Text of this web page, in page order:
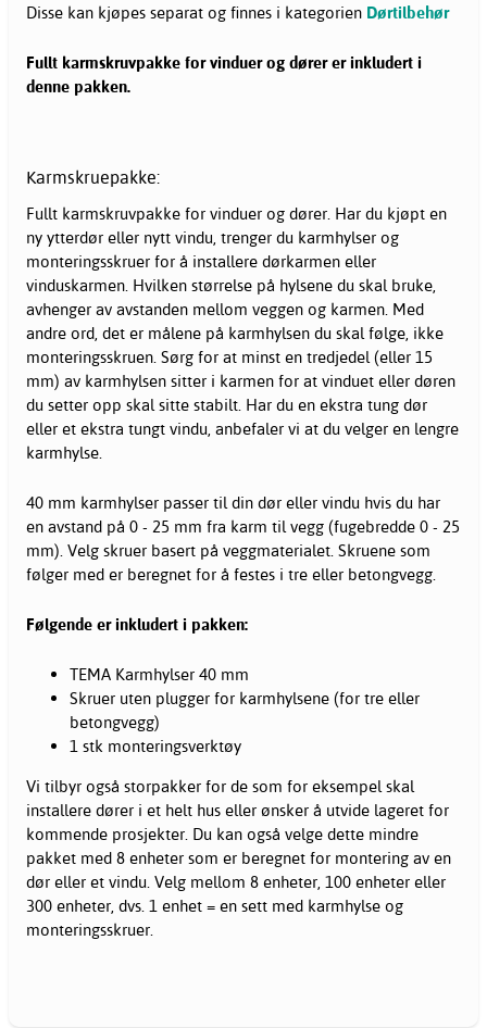
Disse kan kjøpes separat og finnes i kategorien Dørtilbehør
Fullt karmskruvpakke for vinduer og dører er inkludert i
denne pakken.
Karmskruepakke:
Fullt karmskruvpakke for vinduer og dører. Har du kjøpt en
ny ytterdør eller nytt vindu, trenger du karmhylser og
monteringsskruer for å installere dørkarmen eller
vinduskarmen. Hvilken størrelse på hylsene du skal bruke,
avhenger av avstanden mellom veggen og karmen. Med
andre ord, det er målene på karmhylsen du skal følge, ikke
monteringsskruen. Sørg for at minst en tredjedel (eller 15
mm) av karmhylsen sitter i karmen for at vinduet eller døren
du setter opp skal sitte stabilt. Har du en ekstra tung dør
eller et ekstra tungt vindu, anbefaler vi at du velger en lengre
karmhylse.
40 mm karmhylser passer til din dør eller vindu hvis du har
en avstand på 0 - 25 mm fra karm til vegg (fugebredde 0 - 25
mm). Velg skruer basert på veggmaterialet. Skruene som
følger med er beregnet for å festes i tre eller betongvegg.
Følgende er inkludert i pakken:
TEMA Karmhylser 40 mm
Skruer uten plugger for karmhylsene (for tre eller
betongvegg)
1 stk monteringsverktøy
Vi tilbyr også storpakker for de som for eksempel skal
installere dører i et helt hus eller ønsker å utvide lageret for
kommende prosjekter. Du kan også velge dette mindre
pakket med 8 enheter som er beregnet for montering av en
dør eller et vindu. Velg mellom 8 enheter, 100 enheter eller
300 enheter, dvs. 1 enhet = en sett med karmhylse og
monteringsskruer.